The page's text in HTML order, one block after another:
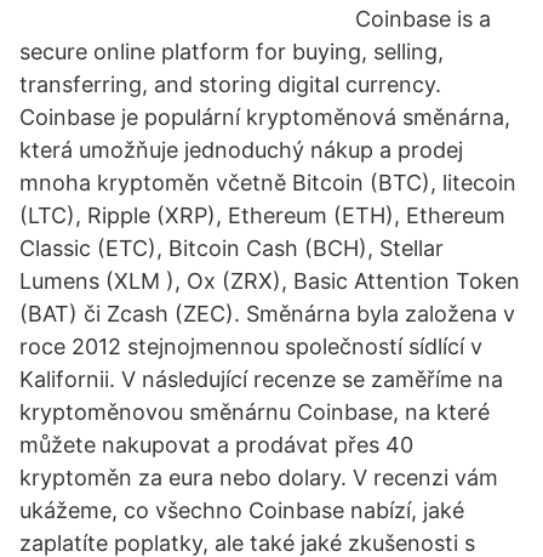
Coinbase is a
secure online platform for buying, selling,
transferring, and storing digital currency.
Coinbase je populární kryptoměnová směnárna,
která umožňuje jednoduchý nákup a prodej
mnoha kryptoměn včetně Bitcoin (BTC), litecoin
(LTC), Ripple (XRP), Ethereum (ETH), Ethereum
Classic (ETC), Bitcoin Cash (BCH), Stellar
Lumens (XLM ), Ox (ZRX), Basic Attention Token
(BAT) či Zcash (ZEC). Směnárna byla založena v
roce 2012 stejnojmennou společností sídlící v
Kalifornii. V následující recenze se zaměříme na
kryptoměnovou směnárnu Coinbase, na které
můžete nakupovat a prodávat přes 40
kryptoměn za eura nebo dolary. V recenzi vám
ukážeme, co všechno Coinbase nabízí, jaké
zaplatíte poplatky, ale také jaké zkušenosti s